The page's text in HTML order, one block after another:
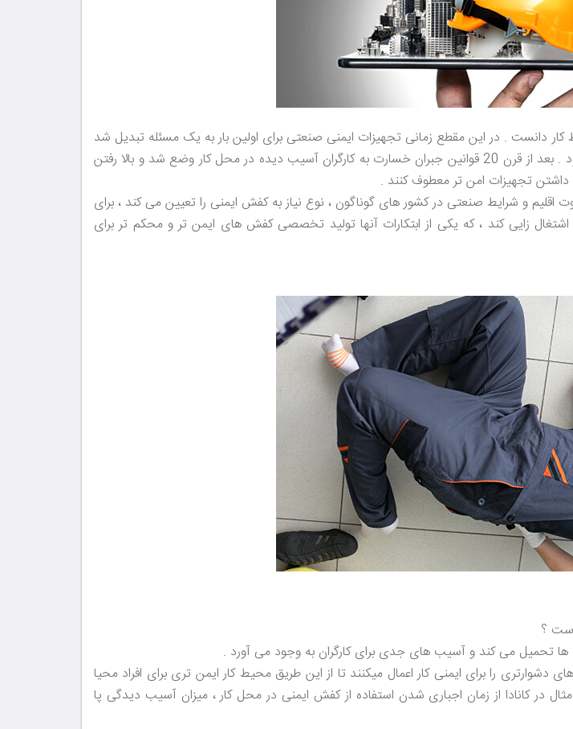
محیط کار دانست . در این مقطع زمانی تجهیزات ایمنی صنعتی برای اولین بار به یک مسئله تبدیل شد
زیرا تا قبل از آن جایگزین کردن کارگر آسیب دیده ارزان تر از ارائه اقدامات ایمنی بود . بعد از قرن 20 قوانین جبران خسارت به کارگران آسیب دیده در محل کار وضع شد و بالا رفتن
تجهیزات امن تر معطوف کنند .
و شرایط صنعتی در کشور های گوناگون ، نوع نیاز به کفش ایمنی را تعیین می کند ، برای
زایی کند ، که یکی از ابتکارات آنها تولید تخصصی کفش های ایمن تر و محکم تر برای
تحمیل می کند و آسیب های جدی برای کارگران به وجود می آورد .
را برای ایمنی کار اعمال میکنند تا از این طریق محیط کار ایمن تری برای افراد محیا
در کانادا از زمان اجباری شدن استفاده از کفش ایمنی در محل کار ، میزان آسیب دیدگی پا